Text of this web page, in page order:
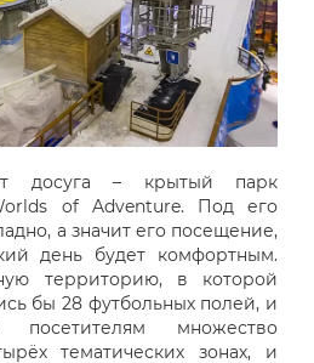
досуга – крытый парк
of Adventure. Под его
а значит его посещение,
день будет комфортным.
территорию, в которой
бы 28 футбольных полей, и
посетителям множество
тематических зонах, и